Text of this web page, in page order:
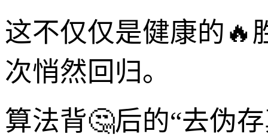
这不仅仅是健康的🔥
次悄然回归。
算法背🤔后的“去伪